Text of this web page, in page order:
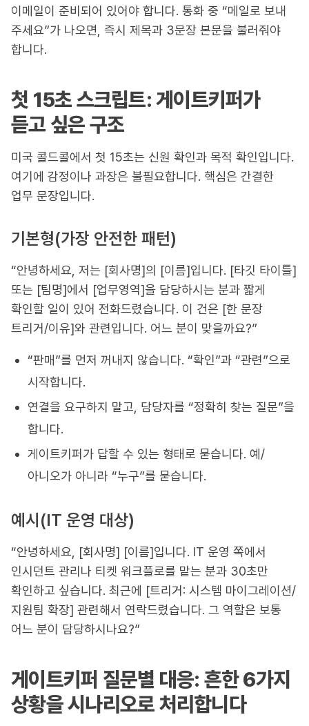
이메일이 준비되어 있어야 합니다. 통화 중 “메일로 보내
주세요”가 나오면, 즉시 제목과 3문장 본문을 불러줘야
합니다.
첫 15초 스크립트: 게이트키퍼가
듣고 싶은 구조
미국 콜드콜에서 첫 15초는 신원 확인과 목적 확인입니다.
여기에 감정이나 과장은 불필요합니다. 핵심은 간결한
업무 문장입니다.
기본형(가장 안전한 패턴)
“안녕하세요, 저는 [회사명]의 [이름]입니다. [타깃 타이틀]
또는 [팀명]에서 [업무영역]을 담당하시는 분과 짧게
확인할 일이 있어 전화드렸습니다. 이 건은 [한 문장
트리거/이유]와 관련입니다. 어느 분이 맞을까요?”
“판매”를 먼저 꺼내지 않습니다. “확인”과 “관련”으로
시작합니다.
연결을 요구하지 말고, 담당자를 “정확히 찾는 질문”을
합니다.
게이트키퍼가 답할 수 있는 형태로 묻습니다. 예/
아니오가 아니라 “누구”를 묻습니다.
예시(IT 운영 대상)
“안녕하세요, [회사명] [이름]입니다. IT 운영 쪽에서
인시던트 관리나 티켓 워크플로를 맡는 분과 30초만
확인하고 싶습니다. 최근에 [트리거: 시스템 마이그레이션/
지원팀 확장] 관련해서 연락드렸습니다. 그 역할은 보통
어느 분이 담당하시나요?”
게이트키퍼 질문별 대응: 흔한 6가지
상황을 시나리오로 처리합니다